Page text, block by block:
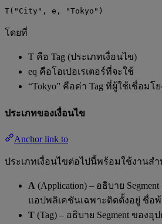
T("City", e, "Tokyo")
โดยที่
T คือ Tag (ประเภทเงื่อนไข)
eq คือโอเปอเรเตอร์ที่จะใช้
“Tokyo” คือค่า Tag ที่ผู้ใช้เชื่อม
ประเภทของเงื่อนไข
Anchor link to
ประเภทเงื่อนไขต่อไปนี้พร้อมใช้งานส
A (Application) – อธิบาย
แอปพลิเคชันเฉพาะติดตั้งอยู่ ชื่อพ้
T (Tag) – อธิบาย Segment ของ